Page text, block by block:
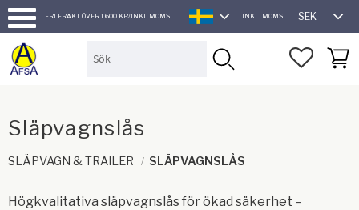
Meny
FRI FRAKT ÖVER 1.600 KR/INKL MOMS
SVENSKA
INKL. MOMS SEK
Släpvagnslås
SLÄPVAGN & TRAILER SLÄPVAGNSLÅS
Högkvalitativa släpvagnslås för ökad säkerhet –